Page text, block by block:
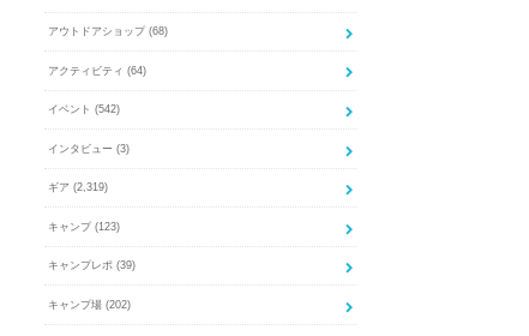
アウトドアショップ (68)
アクティビティ (64)
イベント (542)
インタビュー (3)
ギア (2,319)
キャンプ (123)
キャンプレポ (39)
キャンプ場 (202)